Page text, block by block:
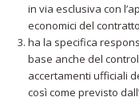
in via esclusiva con
economici del
ha la specifica
base anche del
accertamenti ufficiali
così come previsto